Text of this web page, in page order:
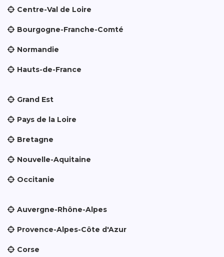
Centre-Val de Loire
Bourgogne-Franche-Comté
Normandie
Hauts-de-France
Grand Est
Pays de la Loire
Bretagne
Nouvelle-Aquitaine
Occitanie
Auvergne-Rhône-Alpes
Provence-Alpes-Côte d'Azur
Corse